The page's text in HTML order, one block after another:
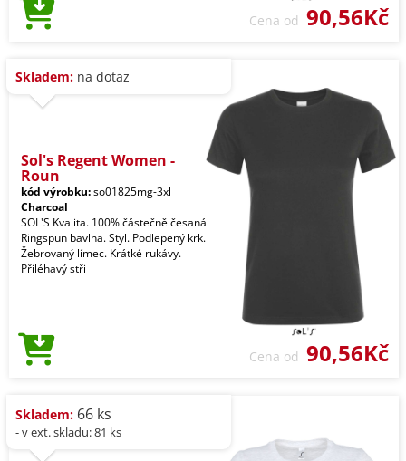
Cena od 90,56Kč
Skladem: na dotaz
Sol's Regent Women -
Roun
kód výrobku:so01825mg-3xl
Charcoal
SOL'S Kvalita. 100% částečně česaná
Ringspun bavlna. Styl. Podlepený krk.
Žebrovaný límec. Krátké rukávy.
Přiléhavý stři
Cena od 90,56Kč
Skladem: 66 ks
- v ext. skladu: 81 ks